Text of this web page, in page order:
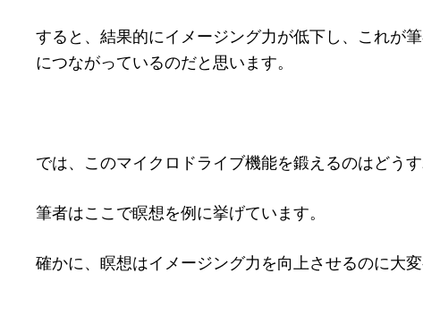
すると、結果的にイメージング力が低下し、これが
につながっているのだと思います。
では、このマイクロドライブ機能を鍛えるのはどう
筆者はここで瞑想を例に挙げています。
確かに、瞑想はイメージング力を向上させるのに大変